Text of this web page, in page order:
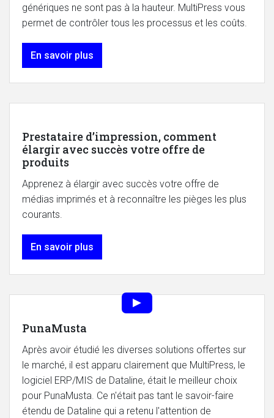
génériques ne sont pas à la hauteur. MultiPress vous
permet de contrôler tous les processus et les coûts.
En savoir plus
Prestataire d’impression, comment
élargir avec succès votre offre de
produits
Apprenez à élargir avec succès votre offre de
médias imprimés et à reconnaître les pièges les plus
courants.
En savoir plus
PunaMusta
Après avoir étudié les diverses solutions offertes sur
le marché, il est apparu clairement que MultiPress, le
logiciel ERP/MIS de Dataline, était le meilleur choix
pour PunaMusta. Ce n'était pas tant le savoir-faire
étendu de Dataline qui a retenu l'attention de